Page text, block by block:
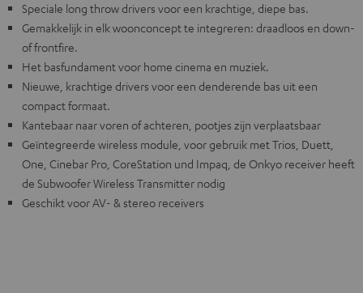
Speciale long throw drivers voor een krachtige, diepe bas.
Gemakkelijk in elk woonconcept te integreren: draadloos en down-
of frontfire.
Het basfundament voor home cinema en muziek.
Nieuwe, krachtige drivers voor een denderende bas uit een
compact formaat.
Kantebaar naar voren of achteren, pootjes zijn verplaatsbaar
Geïntegreerde wireless module, voor gebruik met Trios, Duett,
One, Cinebar Pro, CoreStation und Impaq, de Onkyo receiver heeft
de Subwoofer Wireless Transmitter nodig
Geschikt voor AV- & stereo receivers